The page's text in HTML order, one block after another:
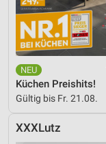
Küchen Preishits!
Gültig bis Fr. 21.08.
XXXLutz